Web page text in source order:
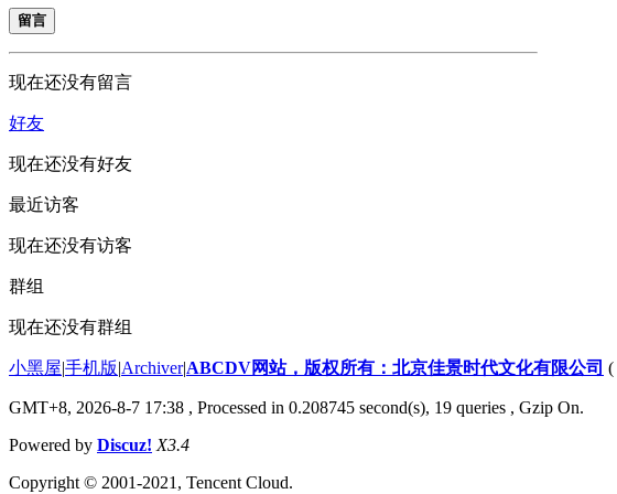
留言
现在还没有留言
好友
现在还没有好友
最近访客
现在还没有访客
群组
现在还没有群组
小黑屋|手机版|Archiver|ABCDV网站，版权所有：北京佳景时代文化有限公司 (
GMT+8, 2026-8-7 17:38 , Processed in 0.208745 second(s), 19 queries , Gzip On.
Powered by Discuz! X3.4
Copyright © 2001-2021, Tencent Cloud.